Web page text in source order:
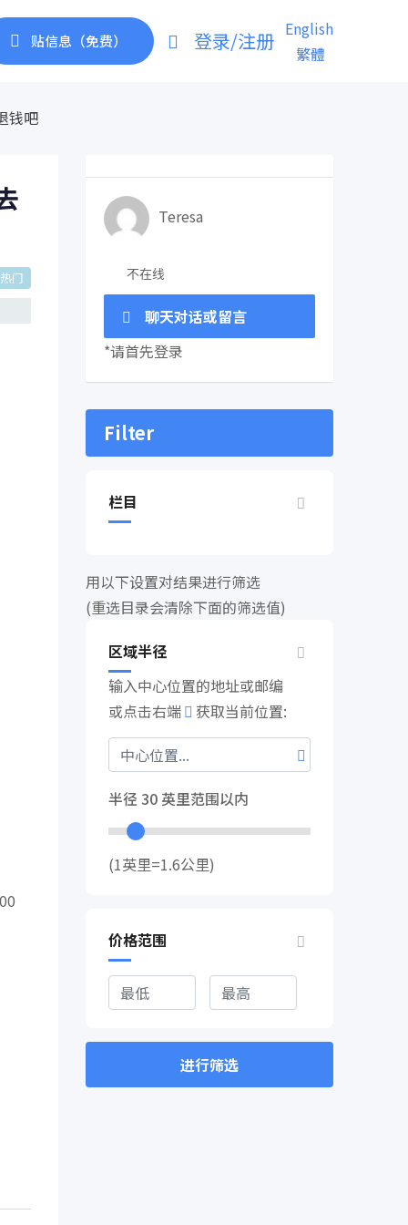
贴信息（免费） 登录/注册 English
繁體
钱吧
热门
Teresa
不在线
聊天对话或留言
*请首先登录
Filter
栏目
用以下设置对结果进行筛选
(重选目录会清除下面的筛选值)
区域半径
输入中心位置的地址或邮编
或点击右端
获取当前位置:
半径 30英里范围以内
(1英里=1.6公里)
价格范围
进行筛选